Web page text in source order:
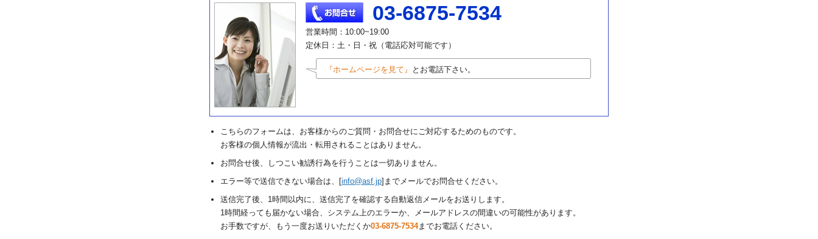
03-6875-7534
営業時間：10:00~19:00
定休日：土・日・祝（電話応対可能です）
『ホームページを見て』 とお電話下さい。
こちらのフォームは、お客様からのご質問・お問合せにご対応するためのものです。
お客様の個人情報が流出・転用されることはありません。
お問合せ後、しつこい勧誘行為を行うことは一切ありません。
エラー等で送信できない場合は、[info@asf.jp]までメールでお問合せください。
送信完了後、1時間以内に、送信完了を確認する自動返信メールをお送りします。
1時間経っても届かない場合、システム上のエラーか、メールアドレスの間違いの可能性があります。
お手数ですが、もう一度お送りいただくか03-6875-7534までお電話ください。